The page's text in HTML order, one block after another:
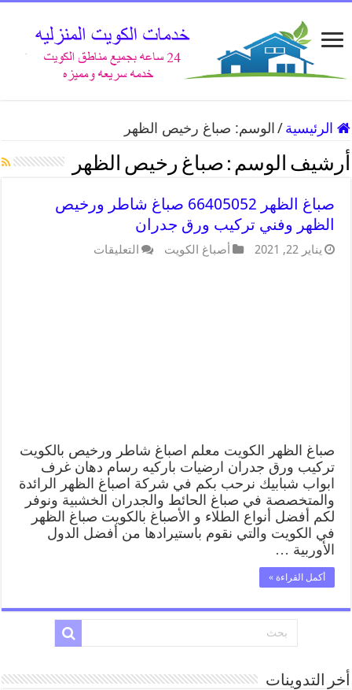
الرئيسية / الوسم: صباغ رخيص الظهر
أرشيف الوسم : صباغ رخيص الظهر
صباغ الظهر 66405052 صباغ شاطر ورخيص
الظهر وفني تركيب ورق جدران
يناير 22, 2021 أصباغ الكويت التعليقات
صباغ الظهر الكويت معلم اصباغ شاطر ورخيص بالكويت
تركيب ورق جدران ارضيات باركيه رسام دهان غرف
ابواب شبابيك نرحب بكم في شركة اصباغ الظهر الرائدة
والمتخصصة في صباغ الحائط والجدران الخشبية ونوفر
لكم أفضل أنواع الطلاء و الأصباغ بالكويت صباغ الظهر
في الكويت والتي نقوم باستيرادها من أفضل الدول
الأوربية …
أكمل القراءة »
أخر التدوينات